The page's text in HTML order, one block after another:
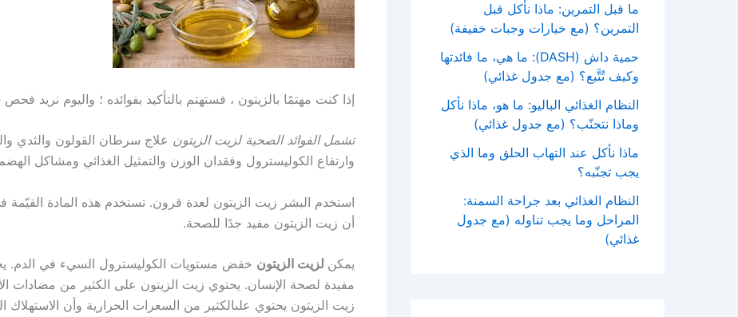
ما قبل التمرين: ماذا نأكل قبل
التمرين؟ (مع خيارات وجبات خفيفة)
حمية داش (DASH): ما هي، ما فائدتها
وكيف تُتَّبع؟ (مع جدول غذائي)
النظام الغذائي الباليو: ما هو، ماذا نأكل
وماذا نتجنّب؟ (مع جدول غذائي)
ماذا نأكل عند التهاب الحلق وما الذي
يجب تجنّبه؟
النظام الغذائي بعد جراحة السمنة:
المراحل وما يجب تناوله (مع جدول
غذائي)
إذا كنت مهتمًا بالزيتون ، فستهتم بالتأكيد بفوائده ؛ واليوم نريد فحص
تشمل الفوائد الصحية لزيت الزيتون علاج سرطان القولون والثدي
وارتفاع الكوليسترول وفقدان الوزن والتمثيل الغذائي ومشاكل
استخدم البشر زيت الزيتون لعدة قرون. تستخدم هذه المادة
أن زيت الزيتون مفيد جدًا للصحة.
يمكن لزيت الزيتون خفض مستويات الكوليسترول السيء في الدم.
مفيدة لصحة الإنسان. يحتوي زيت الزيتون على الكثير من مضادات
زيت الزيتون يحتوي علىالكثير من السعرات الحرارية وأن